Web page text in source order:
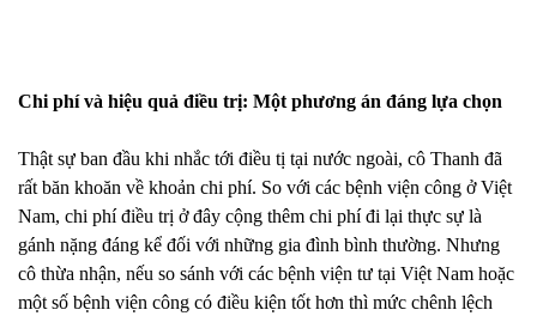
Chi phí và hiệu quả điều trị: Một phương án đáng lựa chọn
Thật sự ban đầu khi nhắc tới điều tị tại nước ngoài, cô Thanh đã
rất băn khoăn về khoản chi phí. So với các bệnh viện công ở Việt
Nam, chi phí điều trị ở đây cộng thêm chi phí đi lại thực sự là
gánh nặng đáng kể đối với những gia đình bình thường. Nhưng
cô thừa nhận, nếu so sánh với các bệnh viện tư tại Việt Nam hoặc
một số bệnh viện công có điều kiện tốt hơn thì mức chênh lệch